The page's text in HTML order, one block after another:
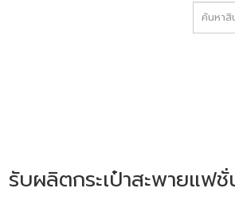
รับผลิตกระเป๋าสะพายแฟชั่